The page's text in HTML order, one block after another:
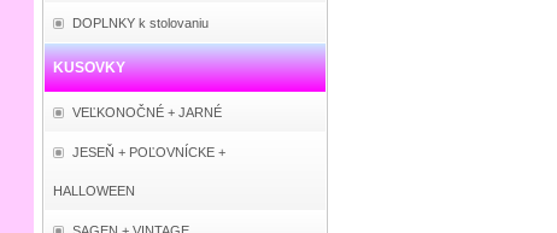
DOPLNKY k stolovaniu
KUSOVKY
VEĽKONOČNÉ + JARNÉ
JESEŇ + POĽOVNÍCKE +
HALLOWEEN